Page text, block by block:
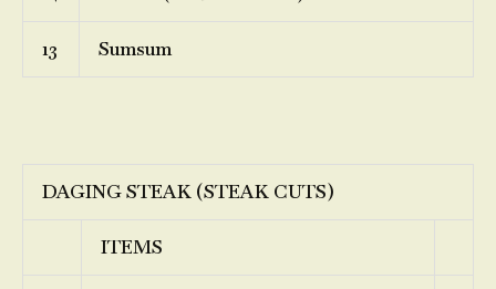
13 Sumsum
DAGING STEAK (STEAK CUTS)
ITEMS